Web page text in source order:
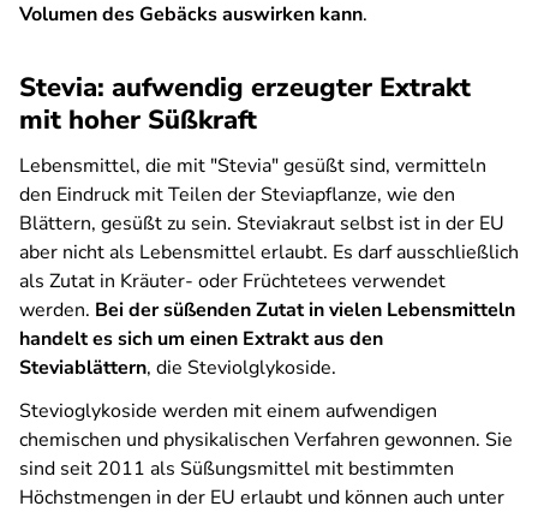
Volumen des Gebäcks auswirken kann.
Stevia: aufwendig erzeugter Extrakt
mit hoher Süßkraft
Lebensmittel, die mit "Stevia" gesüßt sind, vermitteln
den Eindruck mit Teilen der Steviapflanze, wie den
Blättern, gesüßt zu sein. Steviakraut selbst ist in der EU
aber nicht als Lebensmittel erlaubt. Es darf ausschließlich
als Zutat in Kräuter- oder Früchtetees verwendet
werden. Bei der süßenden Zutat in vielen Lebensmitteln
handelt es sich um einen Extrakt aus den
Steviablättern, die Steviolglykoside.
Stevioglykoside werden mit einem aufwendigen
chemischen und physikalischen Verfahren gewonnen. Sie
sind seit 2011 als Süßungsmittel mit bestimmten
Höchstmengen in der EU erlaubt und können auch unter